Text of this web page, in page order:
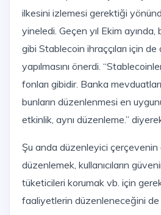
ilkesini izlemesi gerektiği
yineledi. Geçen yıl Ekim
gibi Stablecoin ihraççıları için
yapılmasını önerdi.
fonları gibidir. Banka
bunların düzenlenmesi en
etkinlik, aynı düzenleme.”
Şu anda düzenleyici çerçevenin dışında oyun alanını
düzenlemek, kullanıcıların
tüketicileri korumak vb. için
faaliyetlerin düzenleneceğini de